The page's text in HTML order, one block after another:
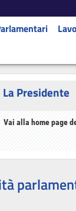
La Presidente
Vai alla home page